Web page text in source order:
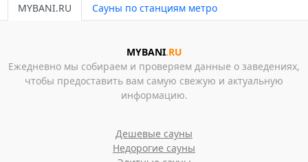
MYBANI.RU Сауны по станциям метро
MYBANI.RU
Ежедневно мы собираем и проверяем данные о заведениях,
чтобы предоставить вам самую свежую и актуальную
информацию.
Дешевые сауны
Недорогие сауны